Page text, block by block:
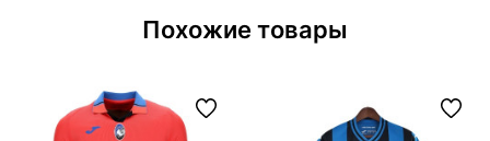
Похожие товары